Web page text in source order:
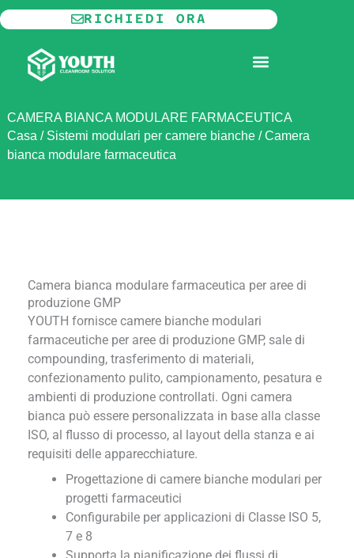
Vai
al
contenuto
RICHIEDI ORA
CAMERA BIANCA MODULARE FARMACEUTICA
Casa / Sistemi modulari per camere bianche/Camera
bianca modulare farmaceutica
Camera bianca modulare farmaceutica per aree di
produzione GMP
YOUTH fornisce camere bianche modulari
farmaceutiche per aree di produzione GMP, sale di
compounding, trasferimento di materiali,
confezionamento pulito, campionamento, pesatura e
ambienti di produzione controllati. Ogni camera
bianca può essere personalizzata in base alla classe
ISO, al flusso di processo, al layout della stanza e ai
requisiti delle apparecchiature.
Progettazione di camere bianche modulari per
progetti farmaceutici
Configurabile per applicazioni di Classe ISO 5,
7 e 8